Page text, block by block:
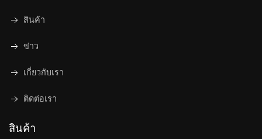
สินค้า
ข่าว
เกี่ยวกับเรา
ติดต่อเรา
สินค้า